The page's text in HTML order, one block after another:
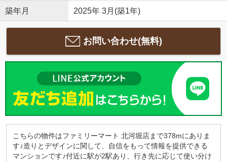
築年月 2025年 3月(築1年)
お問い合わせ(無料)
こちらの物件はファミリーマート 北河堀店まで378mにありま
す♪造りとデザインに関して、自信をもって情報を提供できる
マンションです♪付近に駅が2駅あり、行き先に応じて使い分け